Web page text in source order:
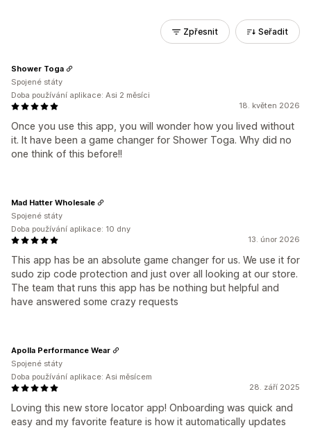
Zpřesnit Seřadit
18. květen 2026
Once you use this app, you will wonder how you lived without
it. It have been a game changer for Shower Toga. Why did no
one think of this before!!
Shower Toga
Spojené státy
Doba používání aplikace: Asi 2 měsíci
13. únor 2026
This app has be an absolute game changer for us. We use it for
sudo zip code protection and just over all looking at our store.
The team that runs this app has be nothing but helpful and
have answered some crazy requests
Mad Hatter Wholesale
Spojené státy
Doba používání aplikace: 10 dny
28. září 2025
Loving this new store locator app! Onboarding was quick and
easy and my favorite feature is how it automatically updates
Apolla Performance Wear
Spojené státy
Doba používání aplikace: Asi měsícem